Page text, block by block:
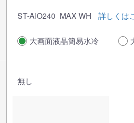
ST-AIO240_MAX WH 詳しくは
大画面液晶簡易水冷
無し